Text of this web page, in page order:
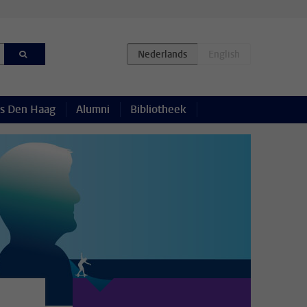
Den Haag Alumni Bibliotheek